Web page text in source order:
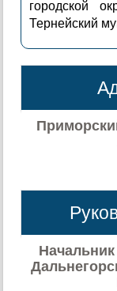
городской
Тернейский